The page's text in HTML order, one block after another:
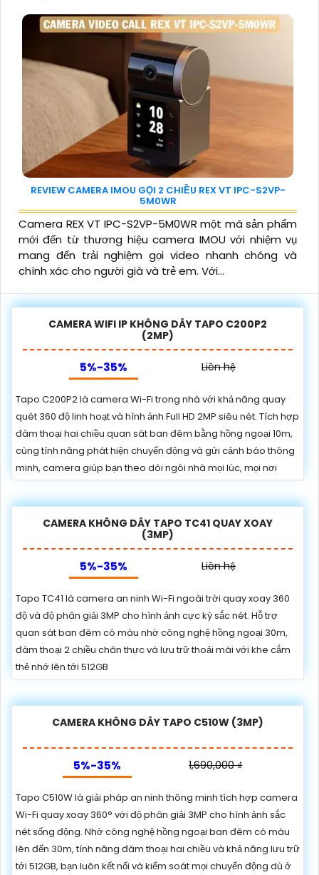
REVIEW CAMERA IMOU GỌI 2 CHIỀU REX VT IPC-S2VP-
5M0WR
Camera REX VT IPC-S2VP-5M0WR một mã sản phẩm
mới đến từ thương hiệu camera IMOU với nhiệm vụ
mang đến trải nghiệm gọi video nhanh chóng và
chính xác cho người già và trẻ em. Với...
CAMERA WIFI IP KHÔNG DÂY TAPO C200P2
(2MP)
5%-35% Liên hệ
Tapo C200P2 là camera Wi-Fi trong nhà với khả năng quay
quét 360 độ linh hoạt và hình ảnh Full HD 2MP siêu nét. Tích hợp
đàm thoại hai chiều quan sát ban đêm bằng hồng ngoại 10m,
cùng tính năng phát hiện chuyển động và gửi cảnh báo thông
minh, camera giúp bạn theo dõi ngôi nhà mọi lúc, mọi nơi
CAMERA KHÔNG DÂY TAPO TC41 QUAY XOAY
(3MP)
5%-35% Liên hệ
Tapo TC41 là camera an ninh Wi-Fi ngoài trời quay xoay 360
độ và độ phân giải 3MP cho hình ảnh cực kỳ sắc nét. Hỗ trợ
quan sát ban đêm có màu nhờ công nghệ hồng ngoại 30m,
đàm thoại 2 chiều chân thực và lưu trữ thoải mái với khe cắm
thẻ nhớ lên tới 512GB
CAMERA KHÔNG DÂY TAPO C510W (3MP)
5%-35% 1,690,000 ₫
Tapo C510W là giải pháp an ninh thông minh tích hợp camera
Wi-Fi quay xoay 360° với độ phân giải 3MP cho hình ảnh sắc
nét sống động. Nhờ công nghệ hồng ngoại ban đêm có màu
lên đến 30m, tính năng đàm thoại hai chiều và khả năng lưu trữ
tới 512GB, bạn luôn kết nối và kiểm soát mọi chuyển động dù ở